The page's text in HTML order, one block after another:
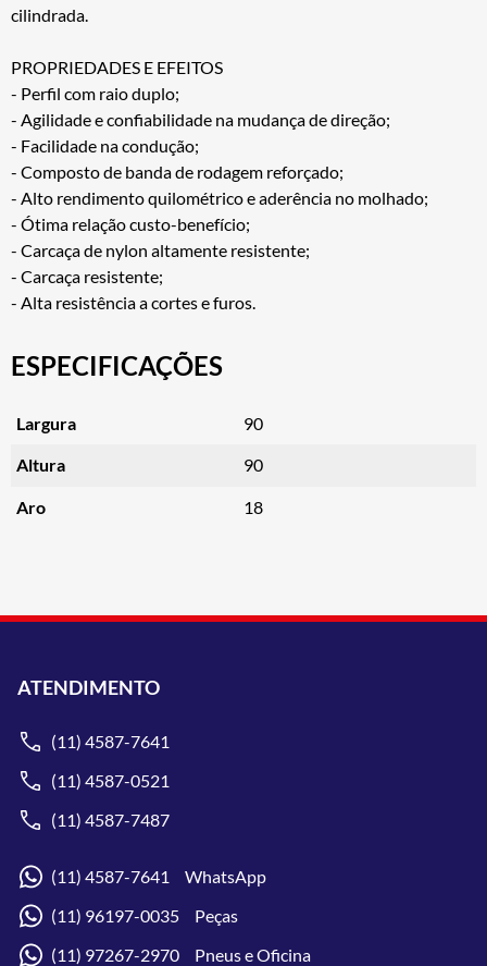
cilindrada.
PROPRIEDADES E EFEITOS
- Perfil com raio duplo;
- Agilidade e confiabilidade na mudança de direção;
- Facilidade na condução;
- Composto de banda de rodagem reforçado;
- Alto rendimento quilométrico e aderência no molhado;
- Ótima relação custo-benefício;
- Carcaça de nylon altamente resistente;
- Carcaça resistente;
- Alta resistência a cortes e furos.
ESPECIFICAÇÕES
Largura 90
Altura 90
Aro 18
ATENDIMENTO
(11) 4587-7641
(11) 4587-0521
(11) 4587-7487
(11) 4587-7641 WhatsApp
(11) 96197-0035 Peças
(11) 97267-2970 Pneus e Oficina